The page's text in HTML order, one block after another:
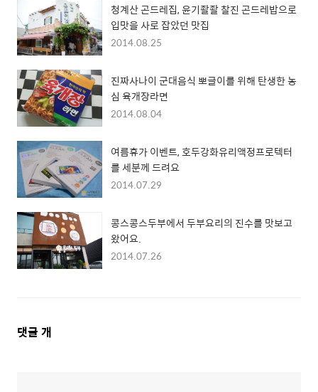
청계산 곤드레집, 윤기좔좔 찰진 곤드레밥으로
입맛을 사로 잡았던 맛집
2014.08.25
진짜사나이 군대음식 뽀글이를 위해 탄생한 농
심 육개장라면
2014.08.04
여름휴가 이벤트, 호두강화유리액정프로텍터
를 세분께 드려요
2014.07.29
콩스콩스두부에서 두부요리의 진수를 맛보고
왔어요.
2014.07.26
댓
댓글 개